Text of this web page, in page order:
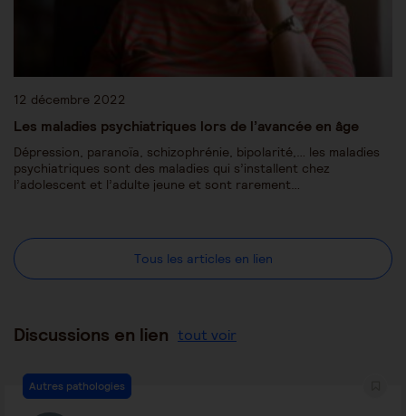
12 décembre 2022
Les maladies psychiatriques lors de l’avancée en âge
Dépression, paranoïa, schizophrénie, bipolarité,… les maladies
psychiatriques sont des maladies qui s’installent chez
l’adolescent et l’adulte jeune et sont rarement…
Tous les articles en lien
Discussions en lien tout voir
Autres pathologies